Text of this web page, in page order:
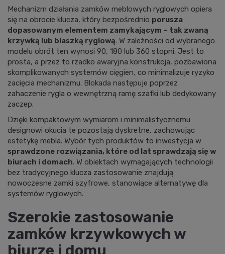
Mechanizm działania zamków meblowych ryglowych opiera
się na obrocie klucza, który bezpośrednio porusza
dopasowanym elementem zamykającym – tak zwaną
krzywką lub blaszką ryglową. W zależności od wybranego
modelu obrót ten wynosi 90, 180 lub 360 stopni. Jest to
prosta, a przez to rzadko awaryjna konstrukcja, pozbawiona
skomplikowanych systemów cięgien, co minimalizuje ryzyko
zacięcia mechanizmu. Blokada następuje poprzez
zahaczenie rygla o wewnętrzną ramę szafki lub dedykowany
zaczep.
Dzięki kompaktowym wymiarom i minimalistycznemu
designowi okucia te pozostają dyskretne, zachowując
estetykę mebla. Wybór tych produktów to inwestycja w
sprawdzone rozwiązania, które od lat sprawdzają się w
biurach i domach. W obiektach wymagających technologii
bez tradycyjnego klucza zastosowanie znajdują
nowoczesne zamki szyfrowe, stanowiące alternatywę dla
systemów ryglowych.
Szerokie zastosowanie
zamków krzywkowych w